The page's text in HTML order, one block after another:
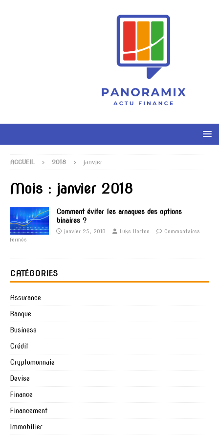
ACCUEIL 2018 janvier
Mois : janvier 2018
Comment éviter les arnaques des options
binaires ?
janvier 25, 2018 Luke Horton
Commentaires
fermés
CATÉGORIES
Assurance
Banque
Business
Crédit
Cryptomonnaie
Devise
Finance
Financement
Immobilier